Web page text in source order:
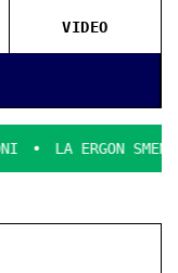
VIDEO
SMENTICE LA